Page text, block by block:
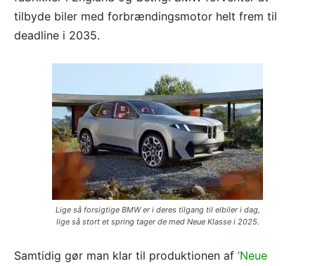
tilbyde biler med forbrændingsmotor helt frem til
deadline i 2035.
Lige så forsigtige BMW er i deres tilgang til elbiler i dag,
lige så stort et spring tager de med Neue Klasse i 2025.
Samtidig gør man klar til produktionen af ’Neue